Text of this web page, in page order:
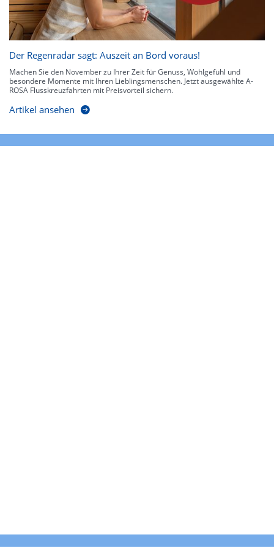
Der Regenradar sagt: Auszeit an Bord voraus!
Machen Sie den November zu Ihrer Zeit für Genuss, Wohlgefühl und
besondere Momente mit Ihren Lieblingsmenschen. Jetzt ausgewählte A-
ROSA Flusskreuzfahrten mit Preisvorteil sichern.
Artikel ansehen